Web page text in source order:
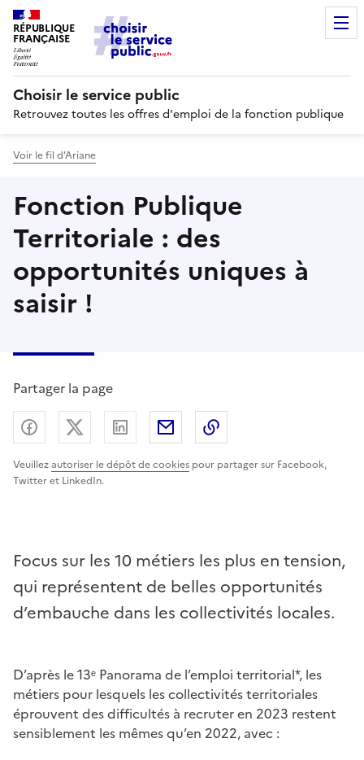
RÉPUBLIQUE
FRANÇAISE
Choisir le service public
Retrouvez toutes les offres d'emploi de la fonction publique
Voir le fil d’Ariane
Fonction Publique
Territoriale : des
opportunités uniques à
saisir !
Partager la page
Veuillezautoriser le dépôt de cookies pour partager sur Facebook,
Twitter et LinkedIn.
Partager sur Facebook
Partager sur X (anciennement Twitter) -
Partager sur LinkedIn
Partager par email
Focus sur les 10 métiers les plus en tension,
qui représentent de belles opportunités
d’embauche dans les collectivités locales.
D’après le 13ᵉ Panorama de l’emploi territorial*, les
métiers pour lesquels les collectivités territoriales
éprouvent des difficultés à recruter en 2023 restent
sensiblement les mêmes qu’en 2022, avec :